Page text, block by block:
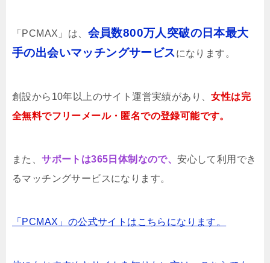
「PCMAX」は、 会員数800万人突破の日本最大
手の出会いマッチングサービスになります。
創設から10年以上のサイト運営実績があり、女性は完
全無料でフリーメール・匿名での登録可能です。
また、サポートは365日体制なので、安心して利用でき
るマッチングサービスになります。
「PCMAX」の公式サイトはこちらになります。